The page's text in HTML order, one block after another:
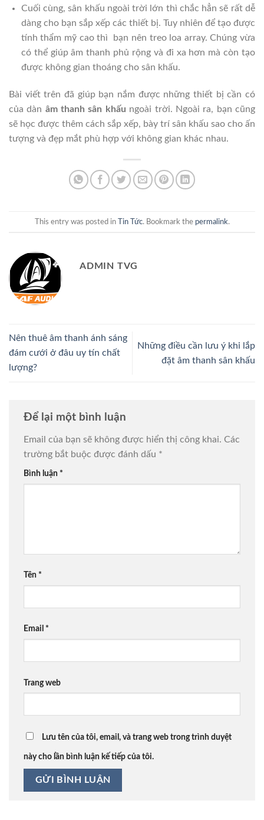
Cuối cùng, sân khấu ngoài trời lớn thì chắc hẳn sẽ rất dễ
dàng cho bạn sắp xếp các thiết bị. Tuy nhiên để tạo được
tính thẩm mỹ cao thì bạn nên treo loa array. Chúng vừa
có thể giúp âm thanh phủ rộng và đi xa hơn mà còn tạo
được không gian thoáng cho sân khấu.
Bài viết trên đã giúp bạn nắm được những thiết bị cần có
của dàn âm thanh sân khấu ngoài trời. Ngoài ra, bạn cũng
sẽ học được thêm cách sắp xếp, bày trí sân khấu sao cho ấn
tượng và đẹp mắt phù hợp với không gian khác nhau.
This entry was posted in Tin Tức. Bookmark the permalink
ADMIN TVG
Nên thuê âm thanh ánh sáng
đám cưới ở đâu uy tín chất
lượng?
Những điều cần lưu ý khi lắp
đặt âm thanh sân khấu
Để lại một bình luận
Email của bạn sẽ không được hiển thị công khai. Các
trường bắt buộc được đánh dấu *
Bình luận *
Tên *
Email *
Trang web
Lưu tên của tôi, email, và trang web trong trình duyệt
này cho lần bình luận kế tiếp của tôi.